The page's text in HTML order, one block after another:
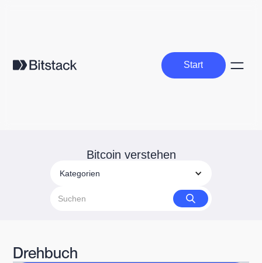
Start
Start
Bitcoin verstehen
Kategorien
Drehbuch